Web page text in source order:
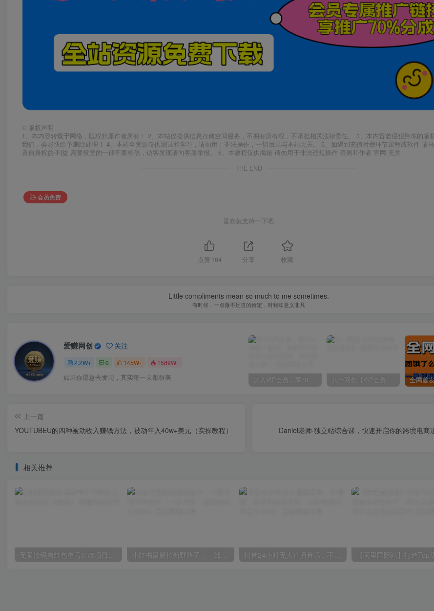
© 版权声明
1、本内容转载于网络，版权归原作者所有！ 2、本站仅提供信息存储空间服务，不拥有所有权，不承担相关法律责任。 3、本内容若侵犯到你的版
我们，会尽快给予删除处理！ 4、本站全资源仅供测试和学习，请勿用于非法操作，一切后果与本站无关。 5、如遇到充值付费环节课程或软件 请
及自身权益/利益 需要投资的一律不要相信，访客发现请向客服举报。 6、本教程仅供揭秘 请勿用于非法违规操作 否则和作者 官网 无关
THE END
会员免费
喜欢就支持一下吧
点赞 164 分享 收藏
Little compliments mean so much to me sometimes.
有时候，一点微不足道的肯定，对我却意义非凡
爱赚网创 关注
2.2W+ 0 145W+ 1589W+
如果你愿意去发现，其实每一天都很美 加入VIP会员，享70%的推广提成，免费学习多种网上创业课程，菜鸟秒变大神！ 八一网创【VIP会员专属交流群】
上一篇
YOUTUBEU的四种被动收入赚钱方法，被动年入40w+美元（实操教程）
Daniel老师·独立站综合课，快速开启你的跨境电商
相关推荐
无限接码撸红包单号0.75项目无偿分享给你【揭秘】 小红书最新拉新野路子，一部手机即可操作，一单15块，做得好日入2000+ 抖音24小时无人直播音乐，不违规，不封号纯撸音浪，小白实操当天日入1000+